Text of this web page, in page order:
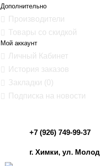
Дополнительно
Производители
Товары со скидкой
Мой аккаунт
Личный Кабинет
История заказов
Закладки (0)
Подписка на новости
+7 (926) 749-99-37
г. Химки, ул.